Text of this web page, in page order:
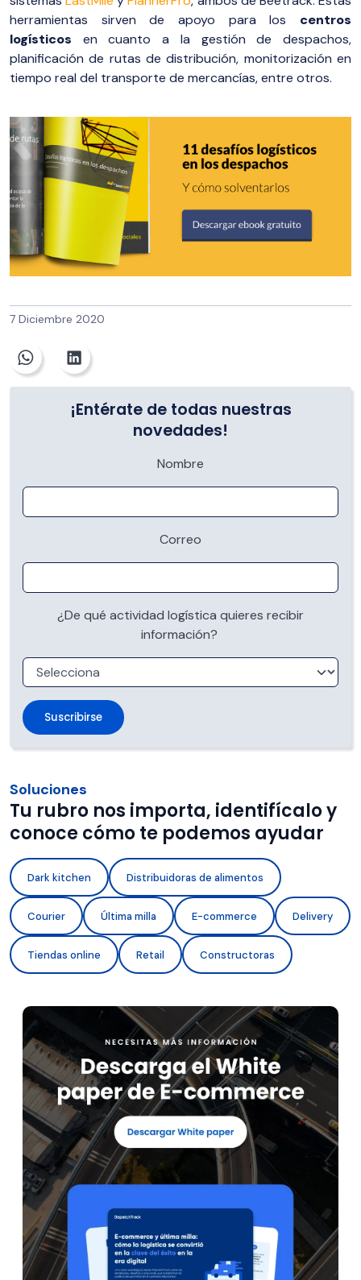
herramientas sirven de apoyo para los centros
logísticos en cuanto a la gestión de despachos,
planificación de rutas de distribución, monitorización en
tiempo real del transporte de mercancías, entre otros.
7 Diciembre 2020
¡Entérate de todas nuestras
novedades!
Nombre
Correo
¿De qué actividad logística quieres recibir
información?
Soluciones
Tu rubro nos importa, identifícalo y
conoce cómo te podemos ayudar
Dark kitchen Distribuidoras de alimentos
Courier Última milla E-commerce Delivery
Tiendas online Retail Constructoras